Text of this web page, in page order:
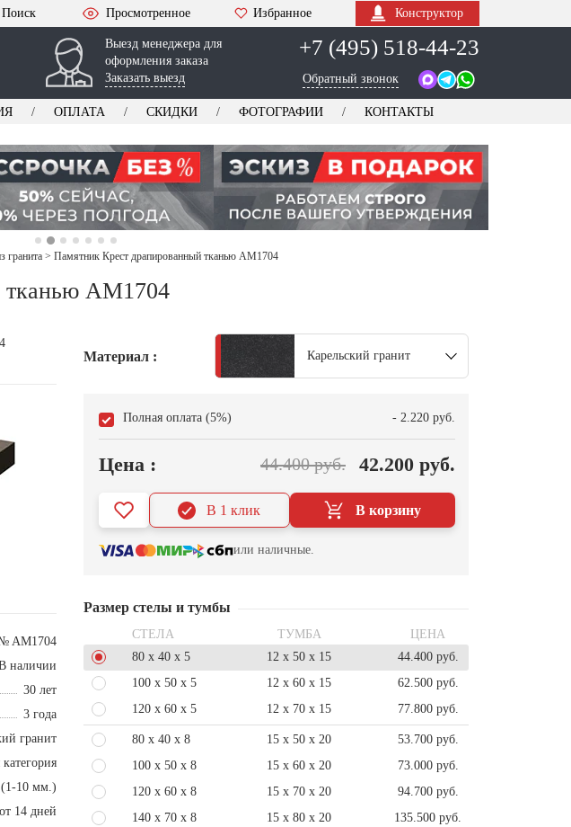
Поиск Просмотренное Избранное Конструктор
Выезд менеджера для
оформления заказа
Заказать выезд
+7 (495) 518-44-23
Обратный звонок
ОПЛАТА СКИДКИ ФОТОГРАФИИ КОНТАКТЫ
гранита > Памятник Крест драпированный тканью AM1704
AM1704
AM1704
наличии
30 лет
3 года
гранит
(1-10 мм.)
от 14 дней
Материал : Карельский гранит
Полная оплата (5%) - 2.220 руб.
Цена : 44.400 руб. 42.200 руб.
В корзину
В 1 клик
или наличные.
Размер стелы и тумбы
СТЕЛА ТУМБА
ЦЕНА
80 x 40 x 5
12 x 50 x 15
44.400 руб.
100 x 50 x 5
12 x 60 x 15
62.500 руб.
120 x 60 x 5
12 x 70 x 15 77.800 руб.
80 x 40 x 8 15 x 50 x 20
53.700 руб.
100 x 50 x 8
15 x 60 x 20
73.000 руб.
120 x 60 x 8
15 x 70 x 20
94.700 руб.
140 x 70 x 8
15 x 80 x 20 135.500 руб.